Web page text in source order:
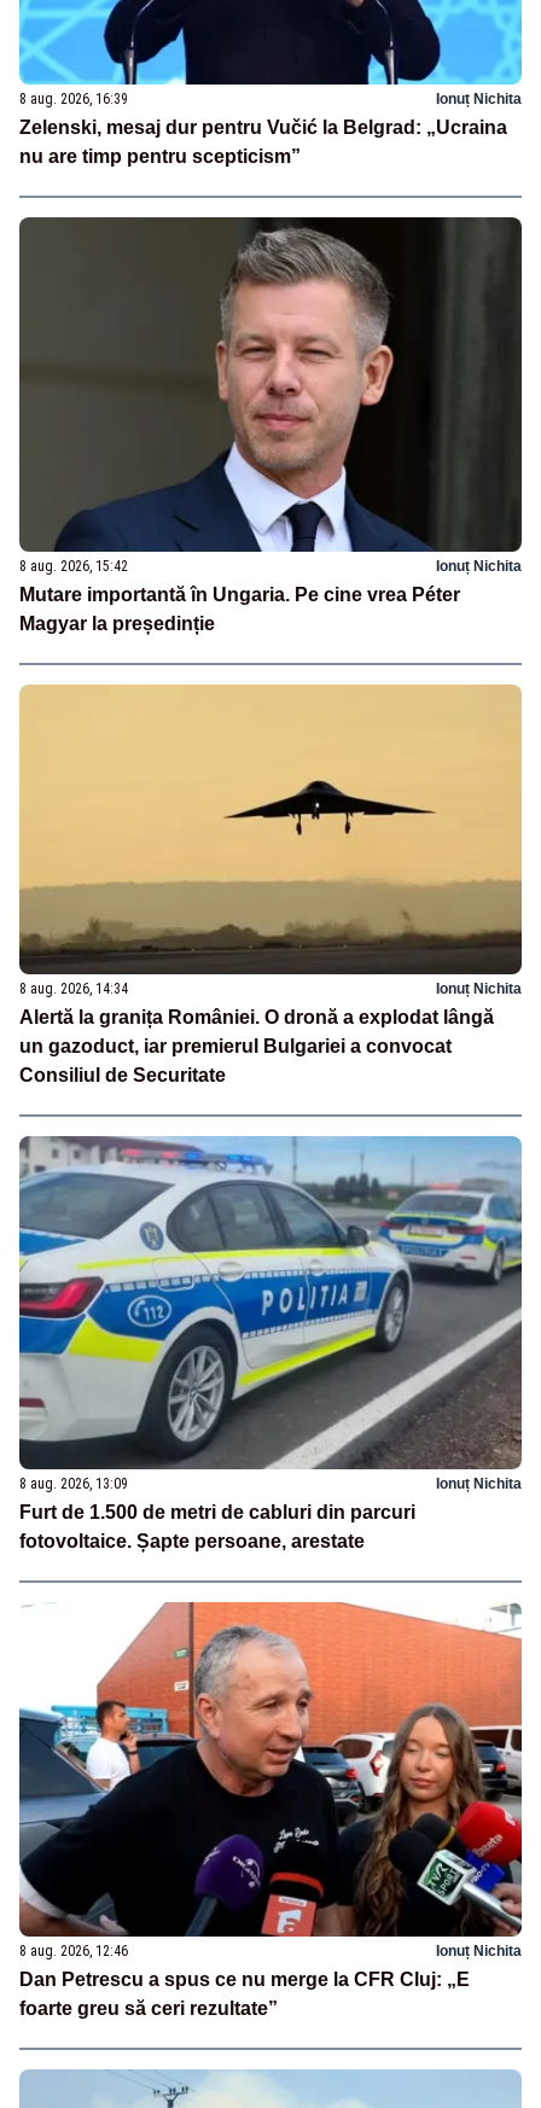
8 aug. 2026, 16:39 Ionuț Nichita
Zelenski, mesaj dur pentru Vučić la Belgrad: „Ucraina
nu are timp pentru scepticism”
8 aug. 2026, 15:42 Ionuț Nichita
Mutare importantă în Ungaria. Pe cine vrea Péter
Magyar la președinție
8 aug. 2026, 14:34 Ionuț Nichita
Alertă la granița României. O dronă a explodat lângă
un gazoduct, iar premierul Bulgariei a convocat
Consiliul de Securitate
8 aug. 2026, 13:09 Ionuț Nichita
Furt de 1.500 de metri de cabluri din parcuri
fotovoltaice. Șapte persoane, arestate
8 aug. 2026, 12:46 Ionuț Nichita
Dan Petrescu a spus ce nu merge la CFR Cluj: „E
foarte greu să ceri rezultate”